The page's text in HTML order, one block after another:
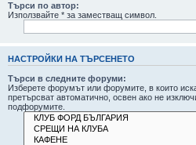
Търси по автор:
Използвайте * за заместващ символ.
НАСТРОЙКИ НА ТЪРСЕНЕТО
Търси в следните форуми:
Изберете форумът или форумите, в които
претърсват автоматично, освен ако не
подфорумите.